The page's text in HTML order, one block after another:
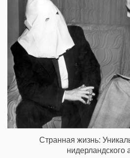
Странная жизнь:
нидерландского